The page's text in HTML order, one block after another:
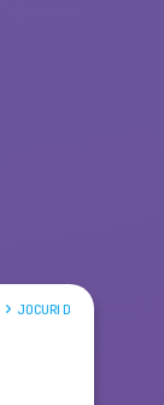
JOCURI DE CUVINTE